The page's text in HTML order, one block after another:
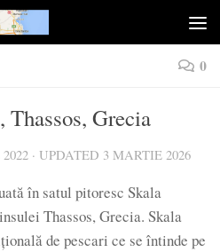
0
Thassos, Grecia
· UPDATED 3 MARTIE 2026
în satul pitoresc Skala
Thassos, Grecia. Skala
de pescari ce se întinde pe